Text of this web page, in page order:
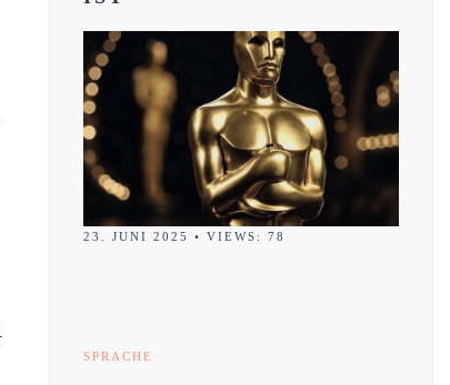
23. JUNI 2025 • VIEWS: 78
SPRACHE